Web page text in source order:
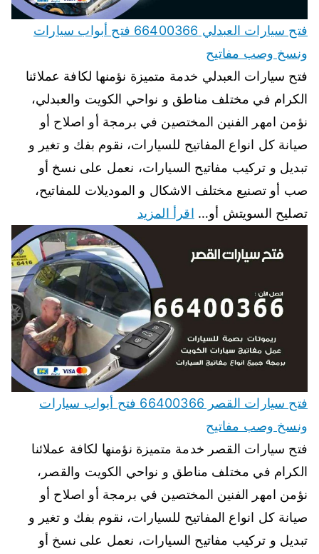
فتح سيارات العبدلي 66400366 فتح أبواب سيارات
ونسخ وصب مفاتيح
فتح سيارات العبدلي خدمة متميزة نؤمنها لكافة عملائنا
الكرام في مختلف مناطق و نواحي الكويت والعبدلي،
نؤمن امهر الفنين المختصين في برمجة أو اصلاح أو
صيانة كل انواع المفاتيح للسيارات، نقوم بفك و تغير و
تبديل و تركيب مفاتيح السيارات، نعمل على نسخ أو
صب أو تصنيع مختلف الاشكال و الموديلات للمفاتيح،
تصليح السويتش أو… اقرأ المزيد
فتح سيارات القصر 66400366 فتح أبواب سيارات
ونسخ وصب مفاتيح
فتح سيارات القصر خدمة متميزة نؤمنها لكافة عملائنا
الكرام في مختلف مناطق و نواحي الكويت والقصر،
نؤمن امهر الفنين المختصين في برمجة أو اصلاح أو
صيانة كل انواع المفاتيح للسيارات، نقوم بفك و تغير و
تبديل و تركيب مفاتيح السيارات، نعمل على نسخ أو